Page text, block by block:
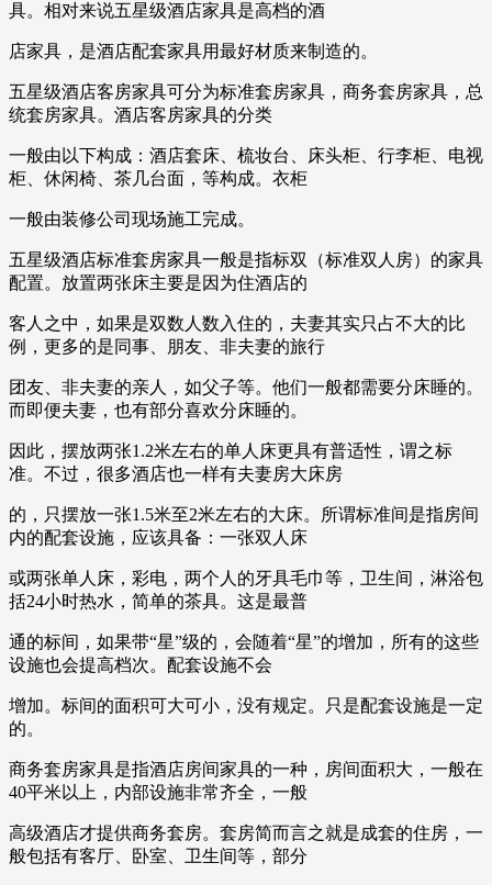
具。相对来说五星级酒店家具是高档的酒
店家具，是酒店配套家具用最好材质来制造的。
五星级酒店客房家具可分为标准套房家具，商务套房家具，总
统套房家具。酒店客房家具的分类
一般由以下构成：酒店套床、梳妆台、床头柜、行李柜、电视
柜、休闲椅、茶几台面，等构成。衣柜
一般由装修公司现场施工完成。
五星级酒店标准套房家具一般是指标双（标准双人房）的家具
配置。放置两张床主要是因为住酒店的
客人之中，如果是双数人数入住的，夫妻其实只占不大的比
例，更多的是同事、朋友、非夫妻的旅行
团友、非夫妻的亲人，如父子等。他们一般都需要分床睡的。
而即便夫妻，也有部分喜欢分床睡的。
因此，摆放两张1.2米左右的单人床更具有普适性，谓之标
准。不过，很多酒店也一样有夫妻房大床房
的，只摆放一张1.5米至2米左右的大床。所谓标准间是指房间
内的配套设施，应该具备：一张双人床
或两张单人床，彩电，两个人的牙具毛巾等，卫生间，淋浴包
括24小时热水，简单的茶具。这是最普
通的标间，如果带“星”级的，会随着“星”的增加，所有的这些
设施也会提高档次。配套设施不会
增加。标间的面积可大可小，没有规定。只是配套设施是一定
的。
商务套房家具是指酒店房间家具的一种，房间面积大，一般在
40平米以上，内部设施非常齐全，一般
高级酒店才提供商务套房。套房简而言之就是成套的住房，一
般包括有客厅、卧室、卫生间等，部分